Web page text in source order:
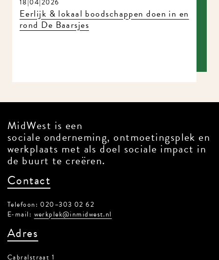
Eerlijk & lokaal boodschappen doen in en
rond De Baarsjes
MidWest is een
sociale onderneming, ontmoetingsplek en
werkplaats met als doel sociale impact in
de buurt te creëren.
Contact
Telefoon: 020–303 02 62
E-mail: werkplek@inmidwest.nl
Adres
Cabralstraat 1